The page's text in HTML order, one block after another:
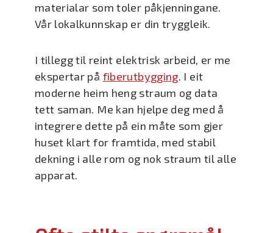
materialar som toler påkjenningane.
Vår lokalkunnskap er din tryggleik.
I tillegg til reint elektrisk arbeid, er me
ekspertar på fiberutbygging. I eit
moderne heim heng straum og data
tett saman. Me kan hjelpe deg med å
integrere dette på ein måte som gjer
huset klart for framtida, med stabil
dekning i alle rom og nok straum til alle
apparat.